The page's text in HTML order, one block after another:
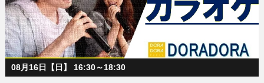
08月16日【日】 16:30～18:30